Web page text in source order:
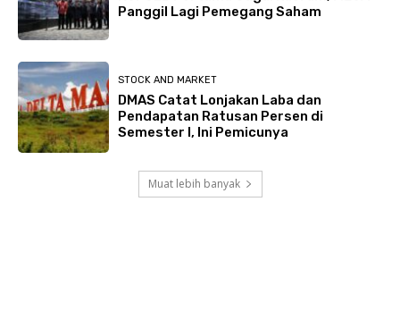
Panggil Lagi Pemegang Saham
STOCK AND MARKET
DMAS Catat Lonjakan Laba dan
Pendapatan Ratusan Persen di
Semester I, Ini Pemicunya
Muat lebih banyak